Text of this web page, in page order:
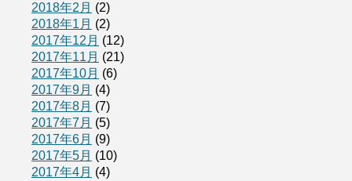
2018年2月 (2)
2018年1月 (2)
2017年12月 (12)
2017年11月 (21)
2017年10月 (6)
2017年9月 (4)
2017年8月 (7)
2017年7月 (5)
2017年6月 (9)
2017年5月 (10)
2017年4月 (4)